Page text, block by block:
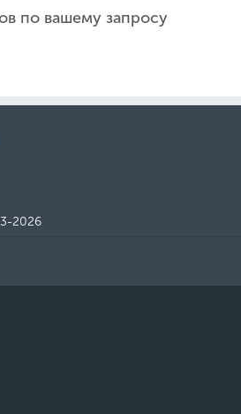
по вашему запросу
2026